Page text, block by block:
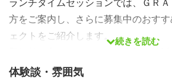
ランチタイムセッションでは、ＧＲ
方をご案内し、さらに募集中のおす
ェクトをご紹介します。
探している経験者の方々もぜひご参加
続きを読む
体験談・雰囲気